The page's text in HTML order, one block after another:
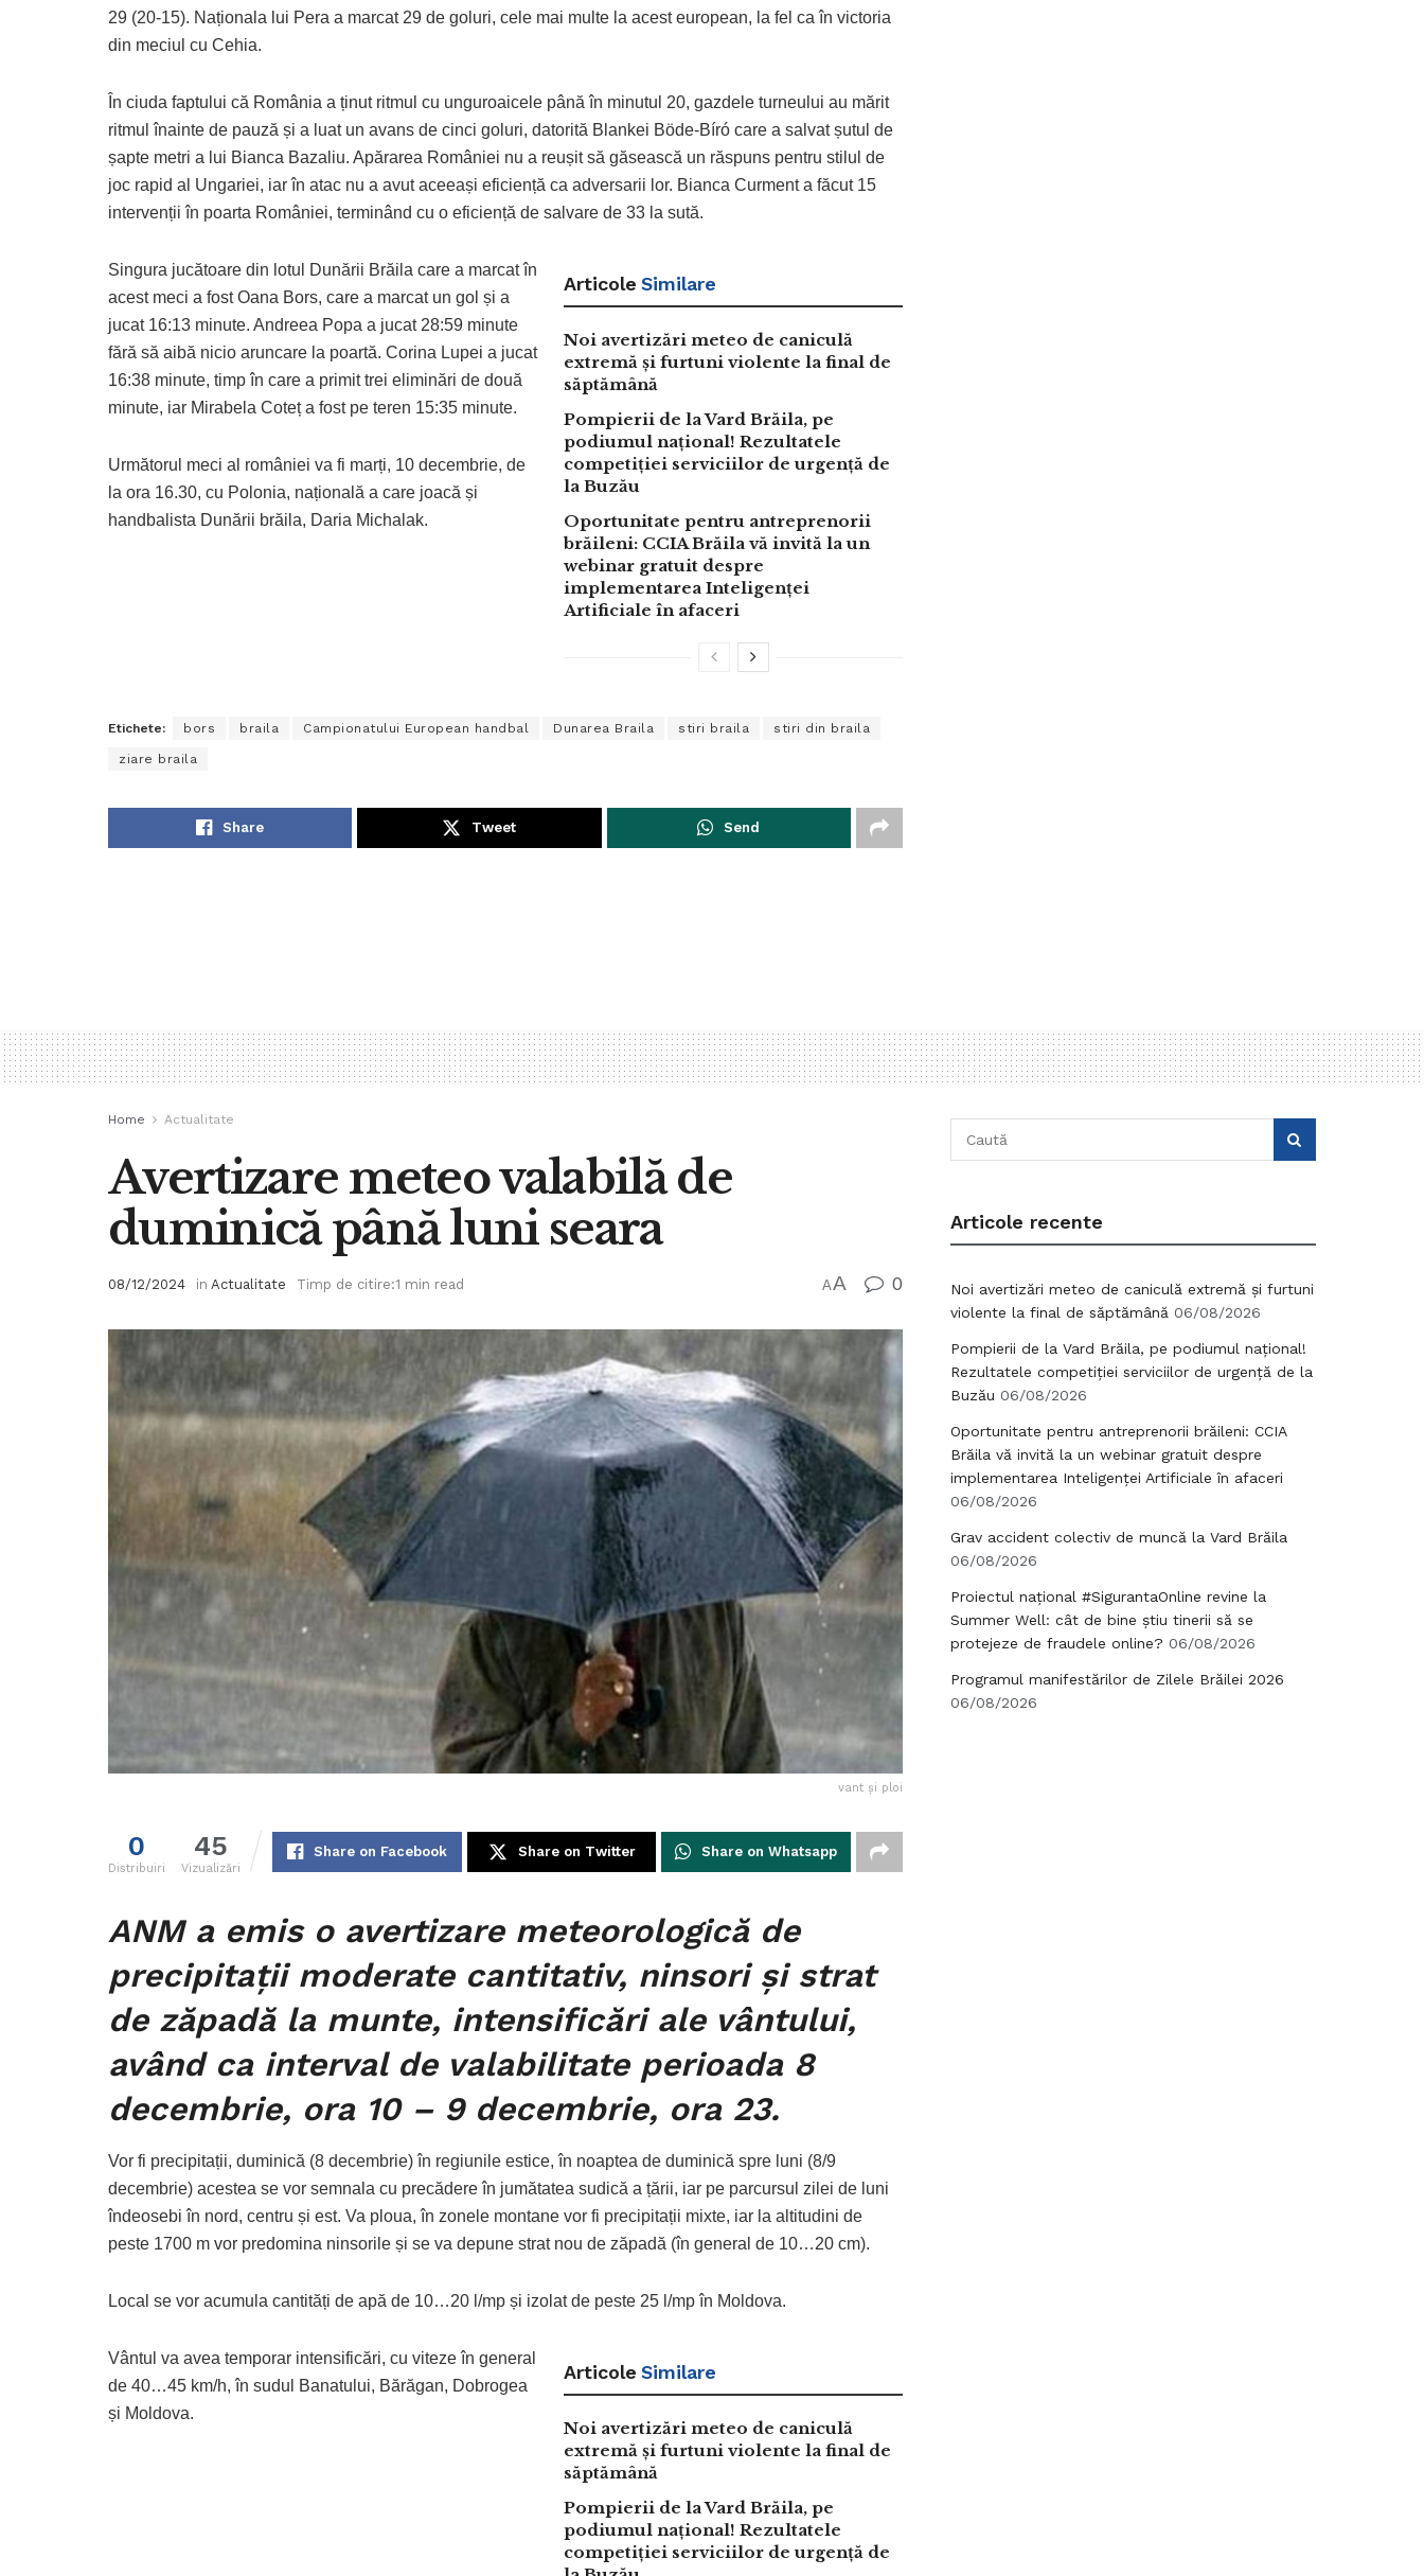
29 (20-15). Naționala lui Pera a marcat 29 de goluri, cele mai multe la acest european, la fel ca în victoria
din meciul cu Cehia.
În ciuda faptului că România a ținut ritmul cu unguroaicele până în minutul 20, gazdele turneului au mărit
ritmul înainte de pauză și a luat un avans de cinci goluri, datorită Blankei Böde-Bíró care a salvat șutul de
șapte metri a lui Bianca Bazaliu. Apărarea României nu a reușit să găsească un răspuns pentru stilul de
joc rapid al Ungariei, iar în atac nu a avut aceeași eficiență ca adversarii lor. Bianca Curment a făcut 15
intervenții în poarta României, terminând cu o eficiență de salvare de 33 la sută.
Articole Similare
Noi avertizări meteo de caniculă
extremă și furtuni violente la final de
săptămână
Pompierii de la Vard Brăila, pe
podiumul național! Rezultatele
competiției serviciilor de urgență de
la Buzău
Oportunitate pentru antreprenorii
brăileni: CCIA Brăila vă invită la un
webinar gratuit despre
implementarea Inteligenței
Artificiale în afaceri
Singura jucătoare din lotul Dunării Brăila care a marcat în
acest meci a fost Oana Bors, care a marcat un gol și a
jucat 16:13 minute. Andreea Popa a jucat 28:59 minute
fără să aibă nicio aruncare la poartă. Corina Lupei a jucat
16:38 minute, timp în care a primit trei eliminări de două
minute, iar Mirabela Coteț a fost pe teren 15:35 minute.
Următorul meci al româniei va fi marți, 10 decembrie, de
la ora 16.30, cu Polonia, națională a care joacă și
handbalista Dunării brăila, Daria Michalak.
Etichete: bors braila Campionatului European handbal Dunarea Braila stiri braila stiri din braila
ziare braila
Share Tweet Send
Home Actualitate
Avertizare meteo valabilă de
duminică până luni seara
08/12/2024 in Actualitate Timp de citire:1 min read AA 0
vant și ploi
0
Distribuiri
45
Vizualizări
Share on Facebook Share on Twitter Share on Whatsapp
ANM a emis o avertizare meteorologică de
precipitații moderate cantitativ, ninsori și strat
de zăpadă la munte, intensificări ale vântului,
având ca interval de valabilitate perioada 8
decembrie, ora 10 – 9 decembrie, ora 23.
Vor fi precipitații, duminică (8 decembrie) în regiunile estice, în noaptea de duminică spre luni (8/9
decembrie) acestea se vor semnala cu precădere în jumătatea sudică a țării, iar pe parcursul zilei de luni
îndeosebi în nord, centru și est. Va ploua, în zonele montane vor fi precipitații mixte, iar la altitudini de
peste 1700 m vor predomina ninsorile și se va depune strat nou de zăpadă (în general de 10…20 cm).
Local se vor acumula cantități de apă de 10…20 l/mp și izolat de peste 25 l/mp în Moldova.
Articole Similare
Noi avertizări meteo de caniculă
extremă și furtuni violente la final de
săptămână
Pompierii de la Vard Brăila, pe
podiumul național! Rezultatele
competiției serviciilor de urgență de
Vântul va avea temporar intensificări, cu viteze în general
de 40…45 km/h, în sudul Banatului, Bărăgan, Dobrogea
și Moldova.
Articole recente
Noi avertizări meteo de caniculă extremă și furtuni
violente la final de săptămână 06/08/2026
Pompierii de la Vard Brăila, pe podiumul național!
Rezultatele competiției serviciilor de urgență de la
Buzău 06/08/2026
Oportunitate pentru antreprenorii brăileni: CCIA
Brăila vă invită la un webinar gratuit despre
implementarea Inteligenței Artificiale în afaceri
06/08/2026
Grav accident colectiv de muncă la Vard Brăila
06/08/2026
Proiectul național #SigurantaOnline revine la
Summer Well: cât de bine știu tinerii să se
protejeze de fraudele online? 06/08/2026
Programul manifestărilor de Zilele Brăilei 2026
06/08/2026